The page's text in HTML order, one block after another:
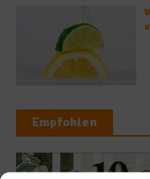
Empfohlen